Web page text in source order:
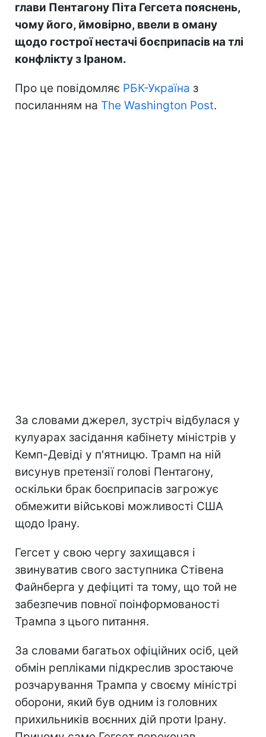
глави Пентагону Піта Гегсета пояснень,
чому його, ймовірно, ввели в оману
щодо гострої нестачі боєприпасів на тлі
конфлікту з Іраном.
Про це повідомляє РБК-Україна з
посиланням на The Washington Post.
За словами джерел, зустріч відбулася у
кулуарах засідання кабінету міністрів у
Кемп-Девіді у п'ятницю. Трамп на ній
висунув претензії голові Пентагону,
оскільки брак боєприпасів загрожує
обмежити військові можливості США
щодо Ірану.
Гегсет у свою чергу захищався і
звинуватив свого заступника Стівена
Файнберга у дефіциті та тому, що той не
забезпечив повної поінформованості
Трампа з цього питання.
За словами багатьох офіційних осіб, цей
обмін репліками підкреслив зростаюче
розчарування Трампа у своєму міністрі
оборони, який був одним із головних
прихильників воєнних дій проти Ірану.